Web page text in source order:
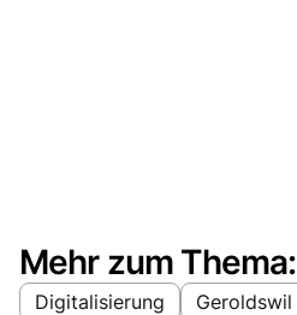
Mehr zum Thema:
Digitalisierung Geroldswil